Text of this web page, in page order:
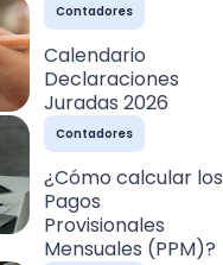
Contadores
Calendario
Declaraciones
Juradas 2026
Contadores
¿Cómo calcular los
Pagos
Provisionales
Mensuales (PPM)?